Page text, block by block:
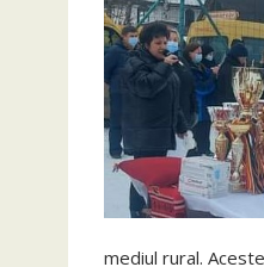
mediul rural.